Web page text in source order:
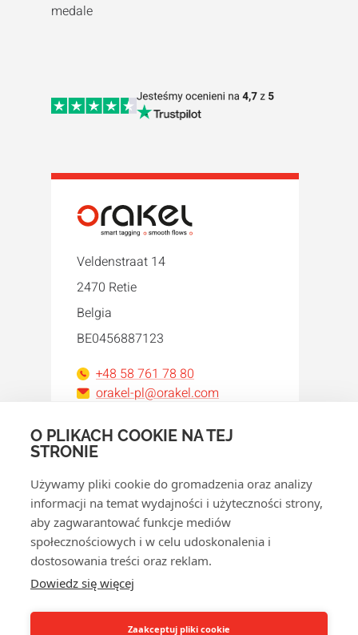
O PLIKACH COOKIE NA TEJ
STRONIE
Używamy pliki cookie do gromadzenia oraz analizy
informacji na temat wydajności i użyteczności strony,
aby zagwarantować funkcje mediów
społecznościowych i w celu udoskonalenia i
dostosowania treści oraz reklam.
Dowiedz się więcej
Zaakceptuj pliki cookie
medale
Veldenstraat 14
2470 Retie
Belgia
BE0456887123
+48 58 761 78 80
orakel-pl@orakel.com
FacebookInstagram
LinkedInWhatsApp
YouTube
Polityka cookie